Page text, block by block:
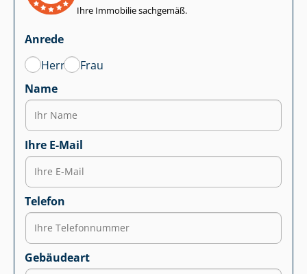
Ihre Immobilie sachgemäß.
Anrede
Herr
Frau
Name
Ihre E-Mail
Telefon
Gebäudeart